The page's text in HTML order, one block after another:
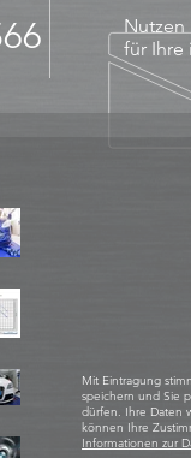
Nutzen
für
Mit Eintragung
speichern und Sie
dürfen. Ihre Daten
können Ihre
Informationen zur